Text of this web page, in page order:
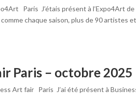
Paris J’étais présent à l’Expo4Art
chaque saison, plus de 90 artistes
Paris – octobre 2025
Art fair Paris J’ai été présent à